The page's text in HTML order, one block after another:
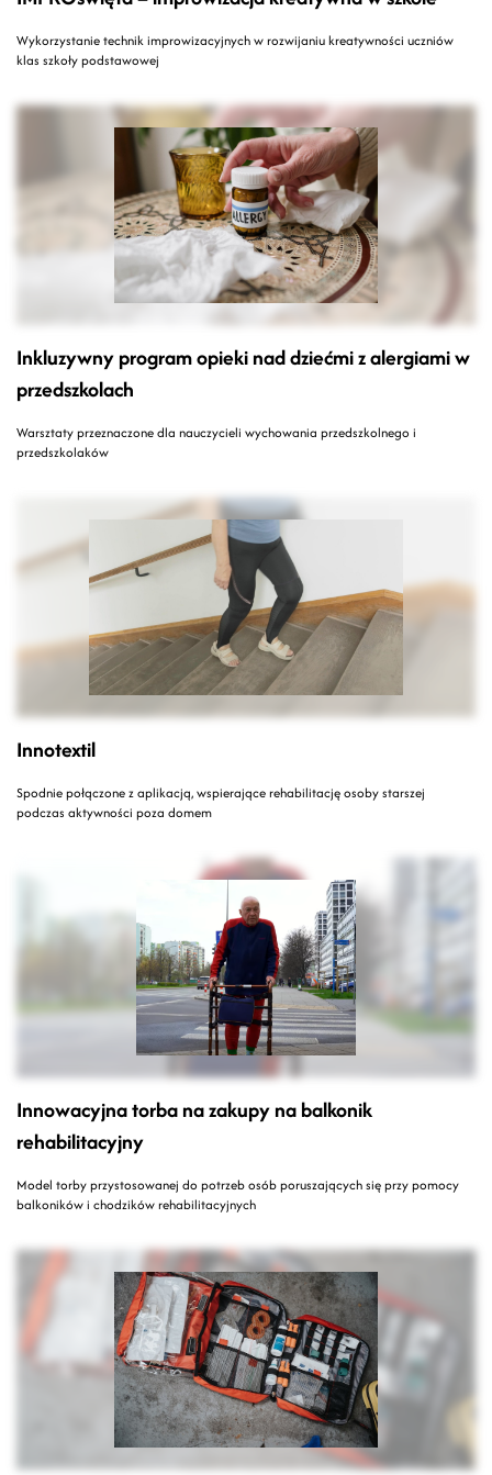
Wykorzystanie technik improwizacyjnych w rozwijaniu kreatywności uczniów
klas szkoły podstawowej
Inkluzywny program opieki nad dziećmi z alergiami w
przedszkolach
Warsztaty przeznaczone dla nauczycieli wychowania przedszkolnego i
przedszkolaków
Innotextil
Spodnie połączone z aplikacją, wspierające rehabilitację osoby starszej
podczas aktywności poza domem
Innowacyjna torba na zakupy na balkonik
rehabilitacyjny
Model torby przystosowanej do potrzeb osób poruszających się przy pomocy
balkoników i chodzików rehabilitacyjnych